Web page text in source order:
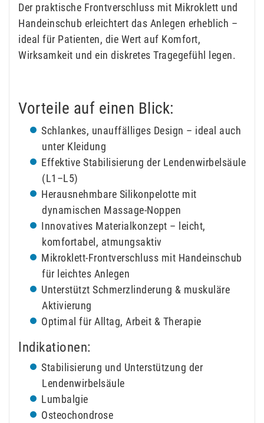
Der praktische Frontverschluss mit Mikroklett und
Handeinschub erleichtert das Anlegen erheblich –
ideal für Patienten, die Wert auf Komfort,
Wirksamkeit und ein diskretes Tragegefühl legen.
Vorteile auf einen Blick:
Schlankes, unauffälliges Design – ideal auch
unter Kleidung
Effektive Stabilisierung der Lendenwirbelsäule
(L1–L5)
Herausnehmbare Silikonpelotte mit
dynamischen Massage-Noppen
Innovatives Materialkonzept – leicht,
komfortabel, atmungsaktiv
Mikroklett-Frontverschluss mit Handeinschub
für leichtes Anlegen
Unterstützt Schmerzlinderung & muskuläre
Aktivierung
Optimal für Alltag, Arbeit & Therapie
Indikationen:
Stabilisierung und Unterstützung der
Lendenwirbelsäule
Lumbalgie
Osteochondrose